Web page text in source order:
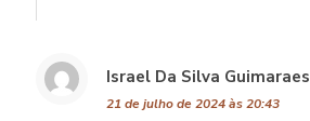
Israel Da Silva Guimaraes
21 de julho de 2024 às 20:43